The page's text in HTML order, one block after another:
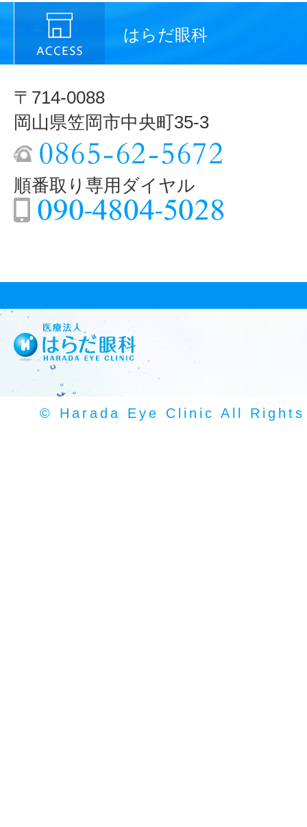
はらだ眼科
〒714-0088
岡山県笠岡市中央町35-3
順番取り専用ダイヤル
© Harada Eye Clinic All